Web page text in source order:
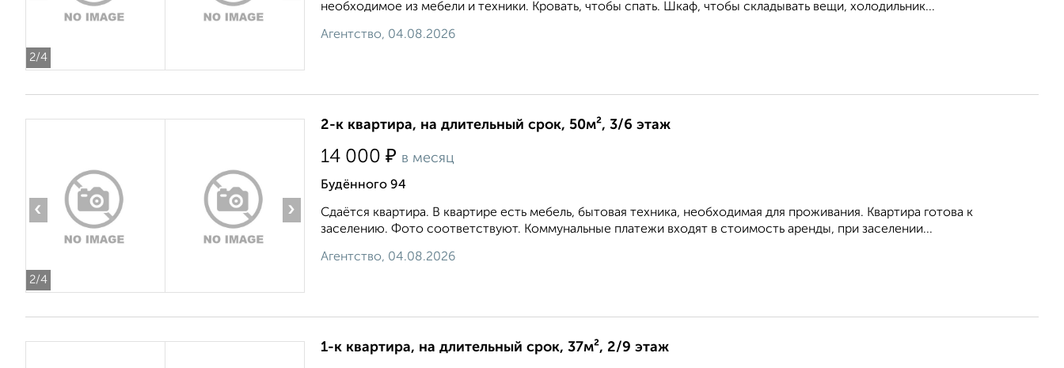
2/4
необходимое из мебели и техники. Кровать, чтобы спать. Шкаф, чтобы складывать вещи, холодильник...
Агентство, 04.08.2026
2/4
‹ ›
2-к квартира, на длительный срок, 50м², 3/6 этаж
14 000 ₽ в месяц
Будённого 94
Сдаётся квартира. В квартире есть мебель, бытовая техника, необходимая для проживания. Квартира готова к
заселению. Фото соответствуют. Коммунальные платежи входят в стоимость аренды, при заселении...
Агентство, 04.08.2026
1-к квартира, на длительный срок, 37м², 2/9 этаж